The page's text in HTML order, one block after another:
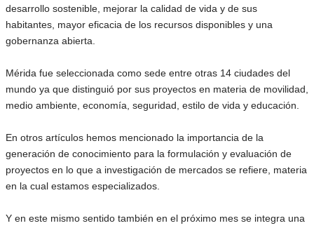
desarrollo sostenible, mejorar la calidad de vida y de sus
habitantes, mayor eficacia de los recursos disponibles y una
gobernanza abierta.
Mérida fue seleccionada como sede entre otras 14 ciudades del
mundo ya que distinguió por sus proyectos en materia de movilidad,
medio ambiente, economía, seguridad, estilo de vida y educación.
En otros artículos hemos mencionado la importancia de la
generación de conocimiento para la formulación y evaluación de
proyectos en lo que a investigación de mercados se refiere, materia
en la cual estamos especializados.
Y en este mismo sentido también en el próximo mes se integra una